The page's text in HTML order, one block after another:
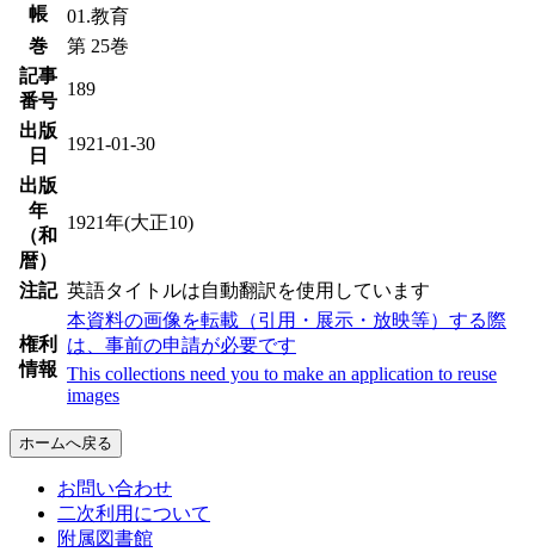
帳
01.教育
巻
第 25巻
記事
番号
189
出版
日
1921-01-30
出版
年
（和
暦）
1921年(大正10)
注記 英語タイトルは自動翻訳を使用しています
権利
情報
本資料の画像を転載（引用・展示・放映等）する際
は、事前の申請が必要です
This collections need you to make an application to reuse
images
ホームへ戻る
お問い合わせ
二次利用について
附属図書館